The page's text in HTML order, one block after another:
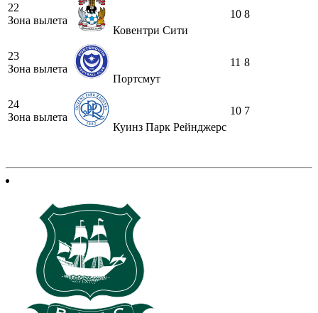
22
Зона вылета
Ковентри Сити
10 8
23
Зона вылета
Портсмут
11 8
24
Зона вылета
Куинз Парк Рейнджерс
10 7